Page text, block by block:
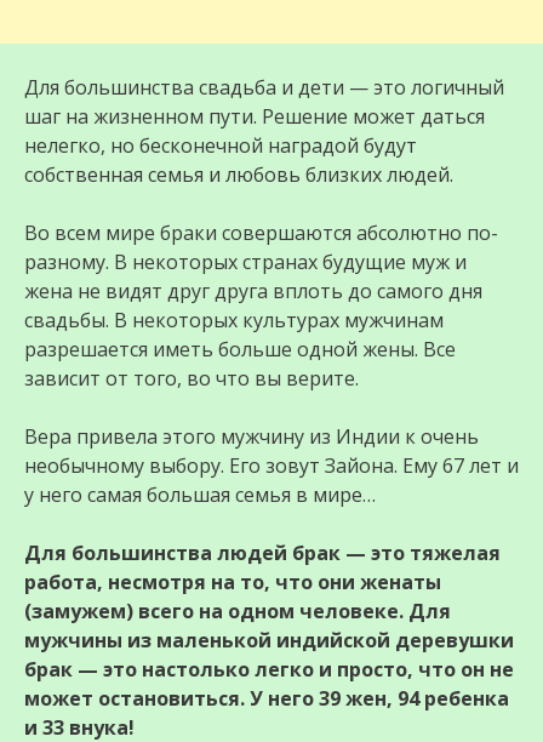
Для большинства свадьба и дети — это логичный
шаг на жизненном пути. Решение может даться
нелегко, но бесконечной наградой будут
собственная семья и любовь близких людей.
Во всем мире браки совершаются абсолютно по-
разному. В некоторых странах будущие муж и
жена не видят друг друга вплоть до самого дня
свадьбы. В некоторых культурах мужчинам
разрешается иметь больше одной жены. Все
зависит от того, во что вы верите.
Вера привела этого мужчину из Индии к очень
необычному выбору. Его зовут Зайона. Ему 67 лет и
у него самая большая семья в мире…
Для большинства людей брак — это тяжелая
работа, несмотря на то, что они женаты
(замужем) всего на одном человеке. Для
мужчины из маленькой индийской деревушки
брак — это настолько легко и просто, что он не
может остановиться. У него 39 жен, 94 ребенка
и 33 внука!